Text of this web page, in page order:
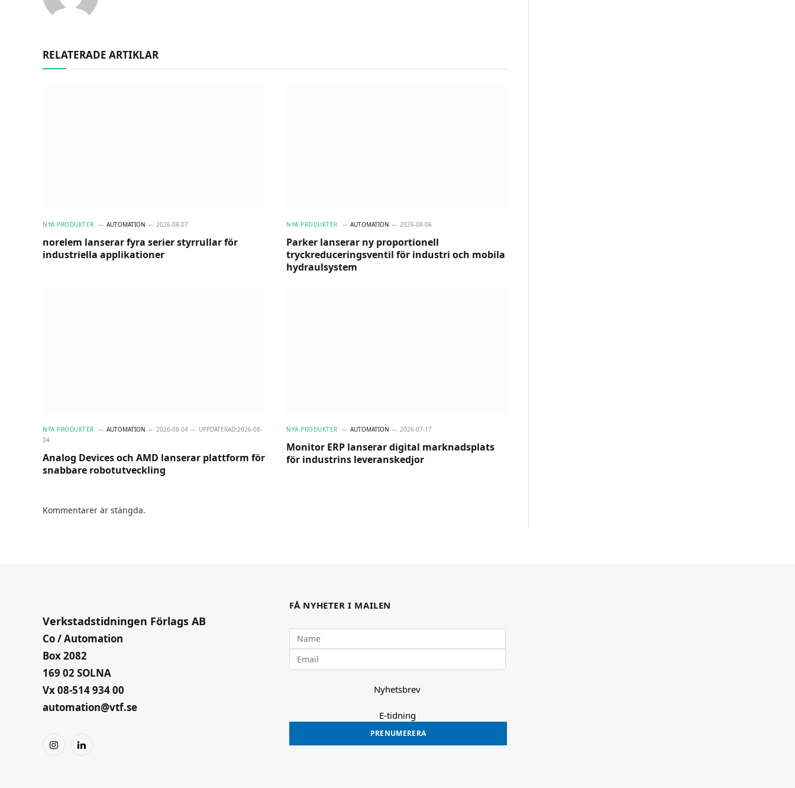
RELATERADE ARTIKLAR
NYA PRODUKTER AUTOMATION 2026-08-07
norelem lanserar fyra serier styrrullar för
industriella applikationer
NYA PRODUKTER AUTOMATION 2026-08-06
Parker lanserar ny proportionell
tryckreduceringsventil för industri och mobila
hydraulsystem
NYA PRODUKTER AUTOMATION 2026-08-04 UPPDATERAD:2026-08-
04
Analog Devices och AMD lanserar plattform för
snabbare robotutveckling
NYA PRODUKTER AUTOMATION 2026-07-17
Monitor ERP lanserar digital marknadsplats
för industrins leveranskedjor
Kommentarer är stängda.
Verkstadstidningen Förlags AB
Co / Automation
Box 2082
169 02 SOLNA
Vx 08-514 934 00
automation@vtf.se
InstagramLinkedIn
FÅ NYHETER I MAILEN
Nyhetsbrev
E-tidning
PRENUMERERA